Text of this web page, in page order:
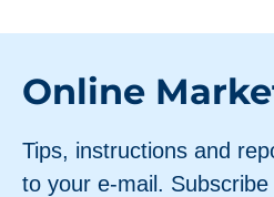
Online
Tips, instructions and
to your e-mail.